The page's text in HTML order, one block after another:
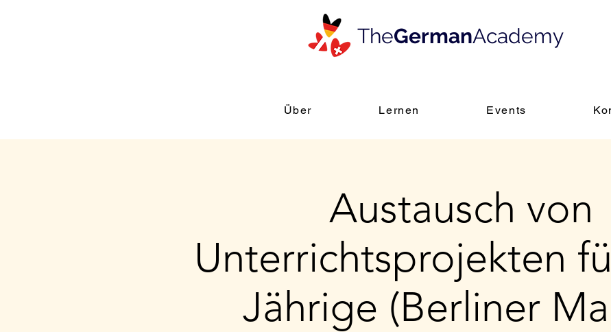
TheGermanAcademy
Über Lernen Events
Austausch von
Unterrichtsprojekten
Jährige (Berliner